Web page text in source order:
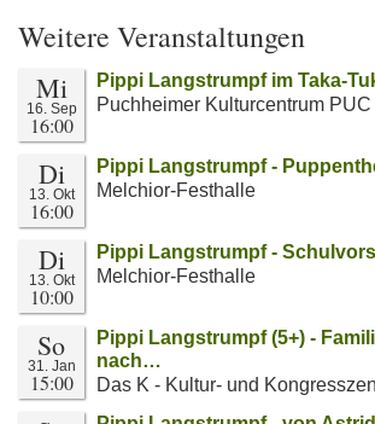
Weitere Veranstaltungen
Mi
16. Sep
16:00
Pippi Langstrumpf im Taka-
Puchheimer Kulturcentrum PUC
Di
13. Okt
16:00
Pippi Langstrumpf -
Melchior-Festhalle
Di
13. Okt
10:00
Pippi Langstrumpf -
Melchior-Festhalle
So
31. Jan
15:00
Pippi Langstrumpf (5+) -
nach…
Das K - Kultur- und